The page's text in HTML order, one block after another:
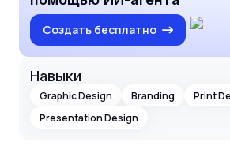
Создать бесплатно
Навыки
Graphic Design Branding
Print
Presentation Design